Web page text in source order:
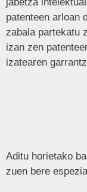
patenteen arloan
zabala partekatu
izan zen
izatearen
Aditu horietako
zuen bere